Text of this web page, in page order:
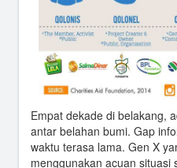
Empat dekade di belakang,
antar belahan bumi. Gap
waktu terasa lama. Gen X
menggunakan acuan situasi